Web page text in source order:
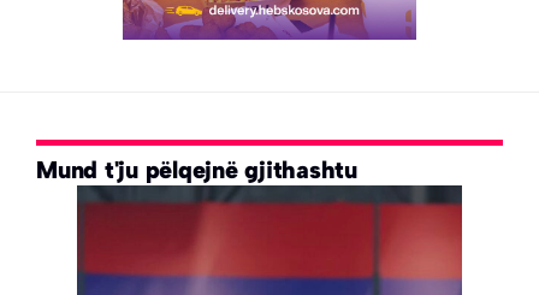
Mund t'ju pëlqejnë gjithashtu